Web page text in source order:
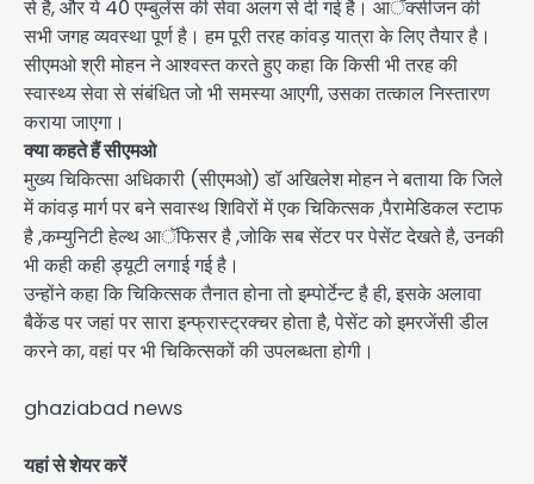
से है, और ये 40 एम्बुलेंस की सेवा अलग से दी गई है। आॅक्सीजन की
सभी जगह व्यवस्था पूर्ण है। हम पूरी तरह कांवड़ यात्रा के लिए तैयार है।
सीएमओ श्री मोहन ने आश्वस्त करते हुए कहा कि किसी भी तरह की
स्वास्थ्य सेवा से संबंधित जो भी समस्या आएगी, उसका तत्काल निस्तारण
कराया जाएगा।
क्या कहते हैं सीएमओ
मुख्य चिकित्सा अधिकारी (सीएमओ) डॉ अखिलेश मोहन ने बताया कि जिले
में कांवड़ मार्ग पर बने सवास्थ शिविरों में एक चिकित्सक ,पैरामेडिकल स्टाफ
है ,कम्युनिटी हेल्थ आॅफिसर है ,जोकि सब सेंटर पर पेसेंट देखते है, उनकी
भी कही कही ड्यूटी लगाई गई है।
उन्होंने कहा कि चिकित्सक तैनात होना तो इम्पोर्टेन्ट है ही, इसके अलावा
बैकेंड पर जहां पर सारा इन्फ्रास्ट्रक्चर होता है, पेसेंट को इमरजेंसी डील
करने का, वहां पर भी चिकित्सकों की उपलब्धता होगी।
ghaziabad news
यहां से शेयर करें